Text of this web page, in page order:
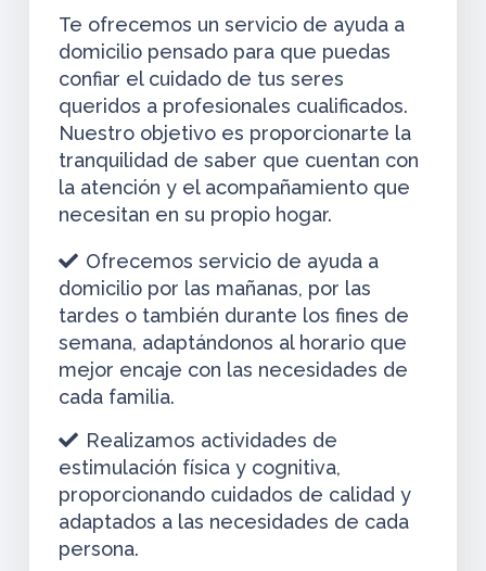
Te ofrecemos un servicio de ayuda a
domicilio pensado para que puedas
confiar el cuidado de tus seres
queridos a profesionales cualificados.
Nuestro objetivo es proporcionarte la
tranquilidad de saber que cuentan con
la atención y el acompañamiento que
necesitan en su propio hogar.
Ofrecemos servicio de ayuda a
domicilio por las mañanas, por las
tardes o también durante los fines de
semana, adaptándonos al horario que
mejor encaje con las necesidades de
cada familia.
Realizamos actividades de
estimulación física y cognitiva,
proporcionando cuidados de calidad y
adaptados a las necesidades de cada
persona.